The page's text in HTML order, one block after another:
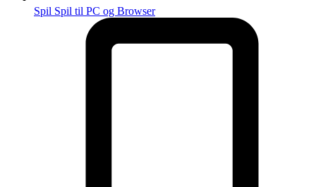
Spil Spil til PC og Browser